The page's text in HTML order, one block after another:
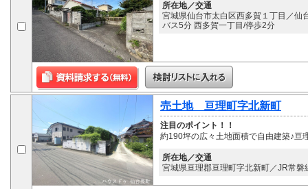
所在地／交通
宮城県仙台市太白区西多賀１丁目／仙
バス5分 西多賀一丁目/停歩2分
売土地 亘理町字北新町
注目のポイント！！
約190坪の広々土地面積で自由建築♪亘
所在地／交通
宮城県亘理郡亘理町字北新町／JR常磐